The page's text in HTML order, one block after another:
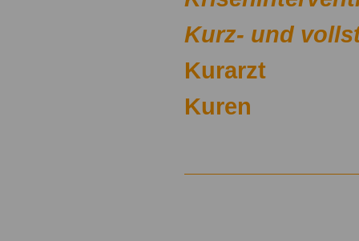
Kurz- und
Kurarzt
Kuren